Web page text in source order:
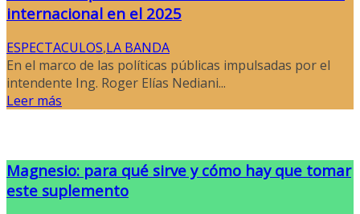
internacional en el 2025
ESPECTACULOS,LA BANDA
En el marco de las políticas públicas impulsadas por el
intendente Ing. Roger Elías Nediani...
Leer más
Magnesio: para qué sirve y cómo hay que tomar
este suplemento